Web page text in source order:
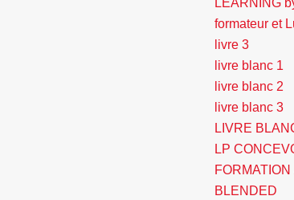
LEARNING
formateur et
livre 3
livre blanc 1
livre blanc 2
livre blanc 3
LIVRE
LP
BLENDED